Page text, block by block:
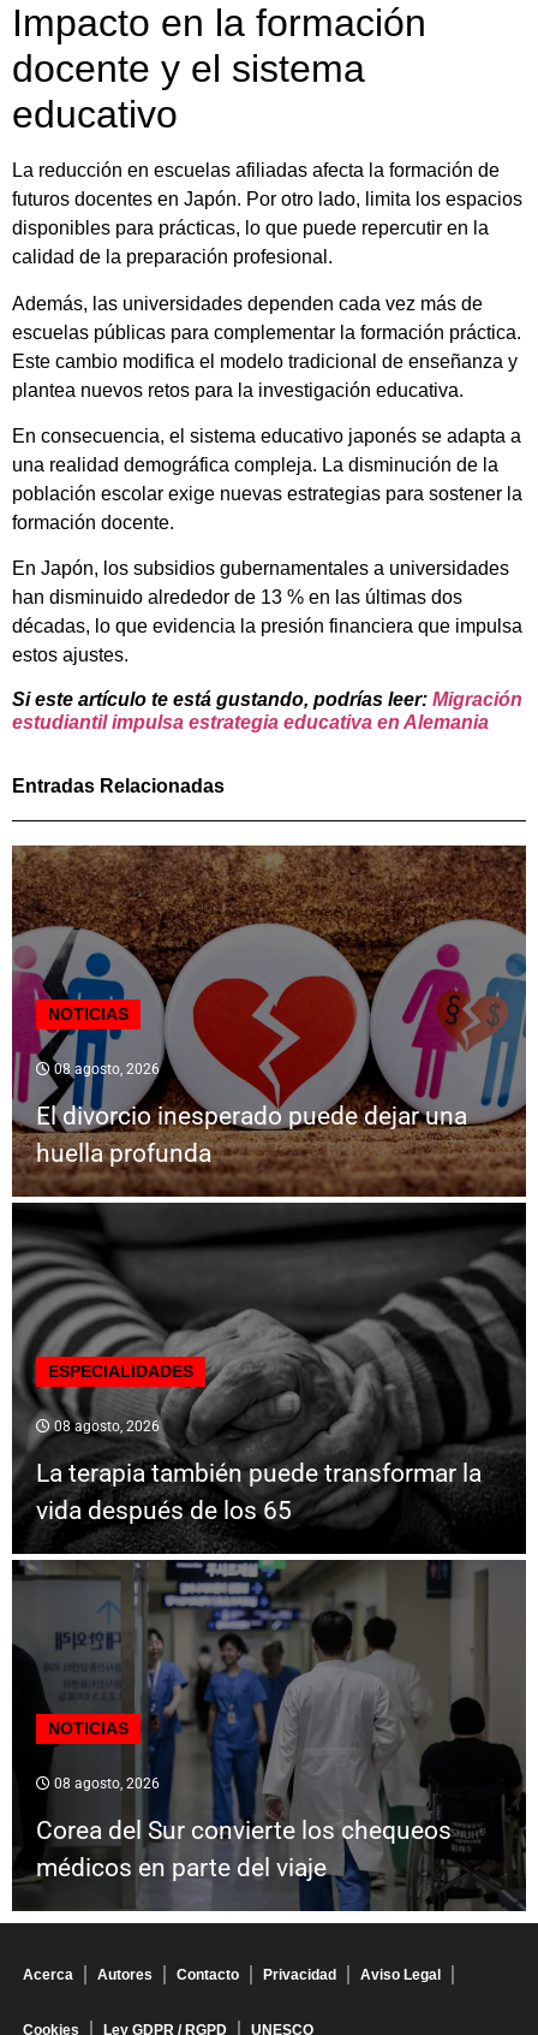
Impacto en la formación
docente y el sistema
educativo
La reducción en escuelas afiliadas afecta la formación de
futuros docentes en Japón. Por otro lado, limita los espacios
disponibles para prácticas, lo que puede repercutir en la
calidad de la preparación profesional.
Además, las universidades dependen cada vez más de
escuelas públicas para complementar la formación práctica.
Este cambio modifica el modelo tradicional de enseñanza y
plantea nuevos retos para la investigación educativa.
En consecuencia, el sistema educativo japonés se adapta a
una realidad demográfica compleja. La disminución de la
población escolar exige nuevas estrategias para sostener la
formación docente.
En Japón, los subsidios gubernamentales a universidades
han disminuido alrededor de 13 % en las últimas dos
décadas, lo que evidencia la presión financiera que impulsa
estos ajustes.
Si este artículo te está gustando, podrías leer: Migración
estudiantil impulsa estrategia educativa en Alemania
Entradas Relacionadas
NOTICIAS
08 agosto, 2026
El divorcio inesperado puede dejar una
huella profunda
ESPECIALIDADES
08 agosto, 2026
La terapia también puede transformar la
vida después de los 65
NOTICIAS
08 agosto, 2026
Corea del Sur convierte los chequeos
médicos en parte del viaje
Acerca Autores Contacto Privacidad Aviso Legal
Cookies Ley GDPR / RGPD UNESCO